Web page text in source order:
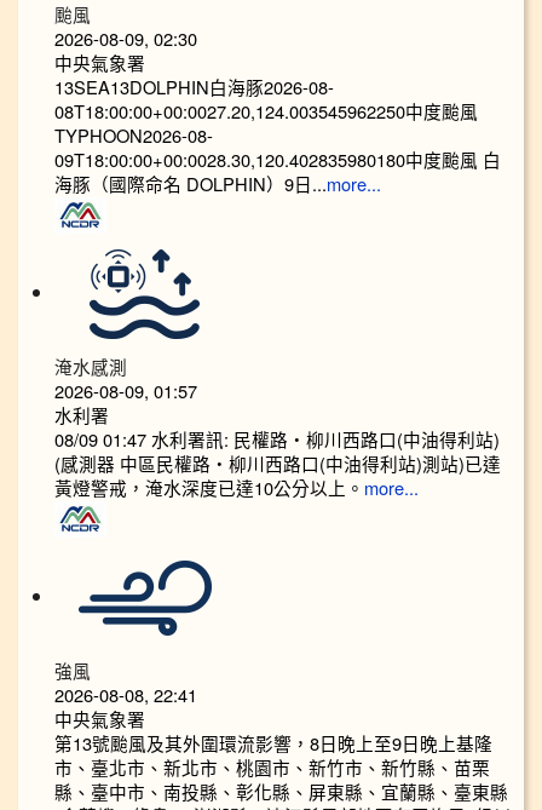
颱風
2026-08-09, 02:30
中央氣象署
13SEA13DOLPHIN白海豚2026-08-
08T18:00:00+00:0027.20,124.003545962250中度颱風
TYPHOON2026-08-
09T18:00:00+00:0028.30,120.402835980180中度颱風 白
海豚（國際命名 DOLPHIN）9日...more...
淹水感測
2026-08-09, 01:57
水利署
08/09 01:47 水利署訊: 民權路‧柳川西路口(中油得利站)
(感測器 中區民權路‧柳川西路口(中油得利站)測站)已達
黃燈警戒，淹水深度已達10公分以上。​​​ more...
強風
2026-08-08, 22:41
中央氣象署
第13號颱風及其外圍環流影響，8日晚上至9日晚上基隆
市、臺北市、新北市、桃園市、新竹市、新竹縣、苗栗
縣、臺中市、南投縣、彰化縣、屏東縣、宜蘭縣、臺東縣